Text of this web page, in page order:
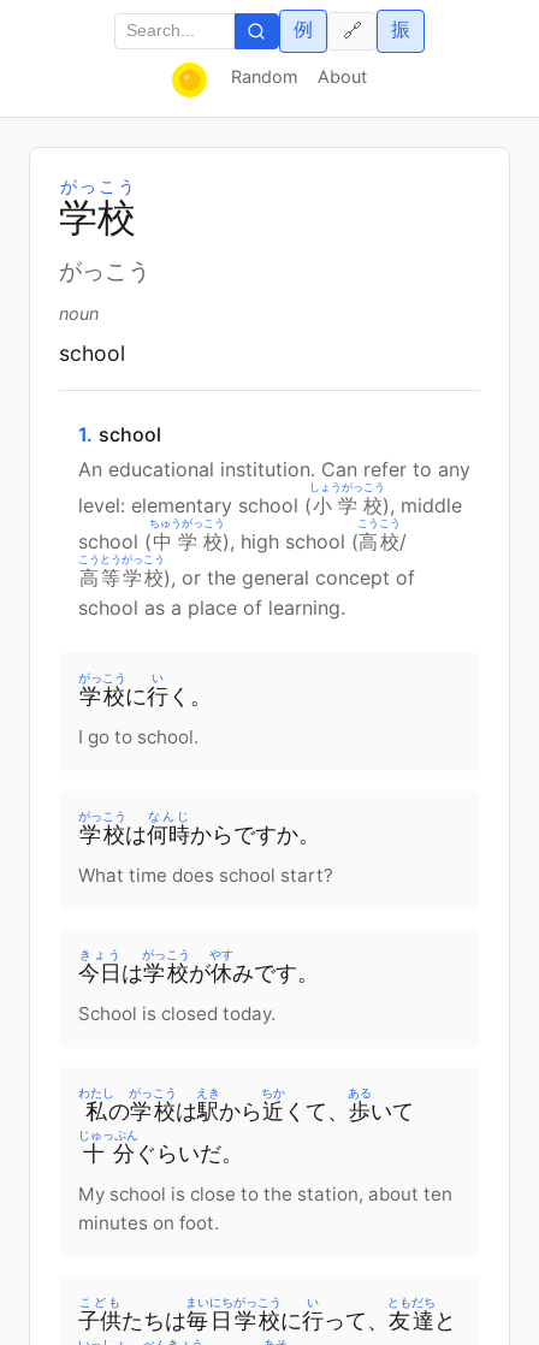
Random About
例 振
🔗
学校
がっこう
がっこう
noun
school
1. school
An educational institution. Can refer to any
level: elementary school (小学校
しょうがっこう
), middle
school (中学校
ちゅうがっこう
), high school (高校
こうこう
/
高等学校
こうとうがっこう
), or the general concept of
school as a place of learning.
学校
がっこう
に行
い
く 。
I go to school.
学校
がっこう
は何時
なんじ
から ですか。
What time does school start?
今日
きょう
は学校
がっこう
が休
やす
みです。
School is closed today.
私
わたし
の学校
がっこう
は駅
えき
から近
ちか
くて 、 歩
ある
いて
十分
じゅっぷん
ぐらいだ。
My school is close to the station, about ten
minutes on foot.
子供
こども
たちは毎日
まいにち
学校
がっこう
に行
い
って 、 友達
ともだち
と